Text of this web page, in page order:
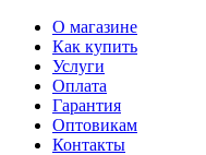
О магазине
Как купить
Услуги
Оплата
Гарантия
Оптовикам
Контакты